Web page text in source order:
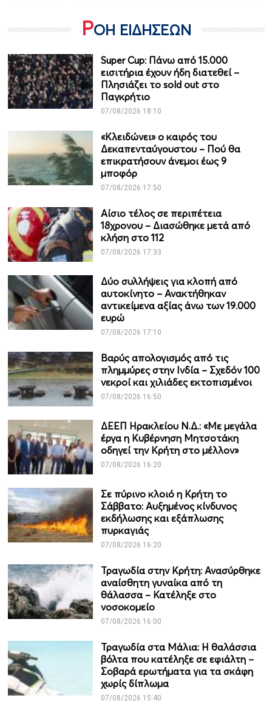
ΡΟΗ ΕΙΔΗΣΕΩΝ
Super Cup: Πάνω από 15.000
εισιτήρια έχουν ήδη διατεθεί –
Πλησιάζει το sold out στο
Παγκρήτιο
07/08/2026 18:10
«Κλειδώνει» ο καιρός του
Δεκαπενταύγουστου – Πού θα
επικρατήσουν άνεμοι έως 9
μποφόρ
07/08/2026 17:50
Αίσιο τέλος σε περιπέτεια
18χρονου – Διασώθηκε μετά από
κλήση στο 112
07/08/2026 17:33
Δύο συλλήψεις για κλοπή από
αυτοκίνητο – Ανακτήθηκαν
αντικείμενα αξίας άνω των 19.000
ευρώ
07/08/2026 17:10
Βαρύς απολογισμός από τις
πλημμύρες στην Ινδία – Σχεδόν 100
νεκροί και χιλιάδες εκτοπισμένοι
07/08/2026 16:50
ΔΕΕΠ Ηρακλείου Ν.Δ.: «Με μεγάλα
έργα η Κυβέρνηση Μητσοτάκη
οδηγεί την Κρήτη στο μέλλον»
07/08/2026 16:20
Σε πύρινο κλοιό η Κρήτη το
Σάββατο: Αυξημένος κίνδυνος
εκδήλωσης και εξάπλωσης
πυρκαγιάς
07/08/2026 16:20
Τραγωδία στην Κρήτη: Ανασύρθηκε
αναίσθητη γυναίκα από τη
θάλασσα – Κατέληξε στο
νοσοκομείο
07/08/2026 16:00
Τραγωδία στα Μάλια: Η θαλάσσια
βόλτα που κατέληξε σε εφιάλτη –
Σοβαρά ερωτήματα για τα σκάφη
χωρίς δίπλωμα
07/08/2026 15:40